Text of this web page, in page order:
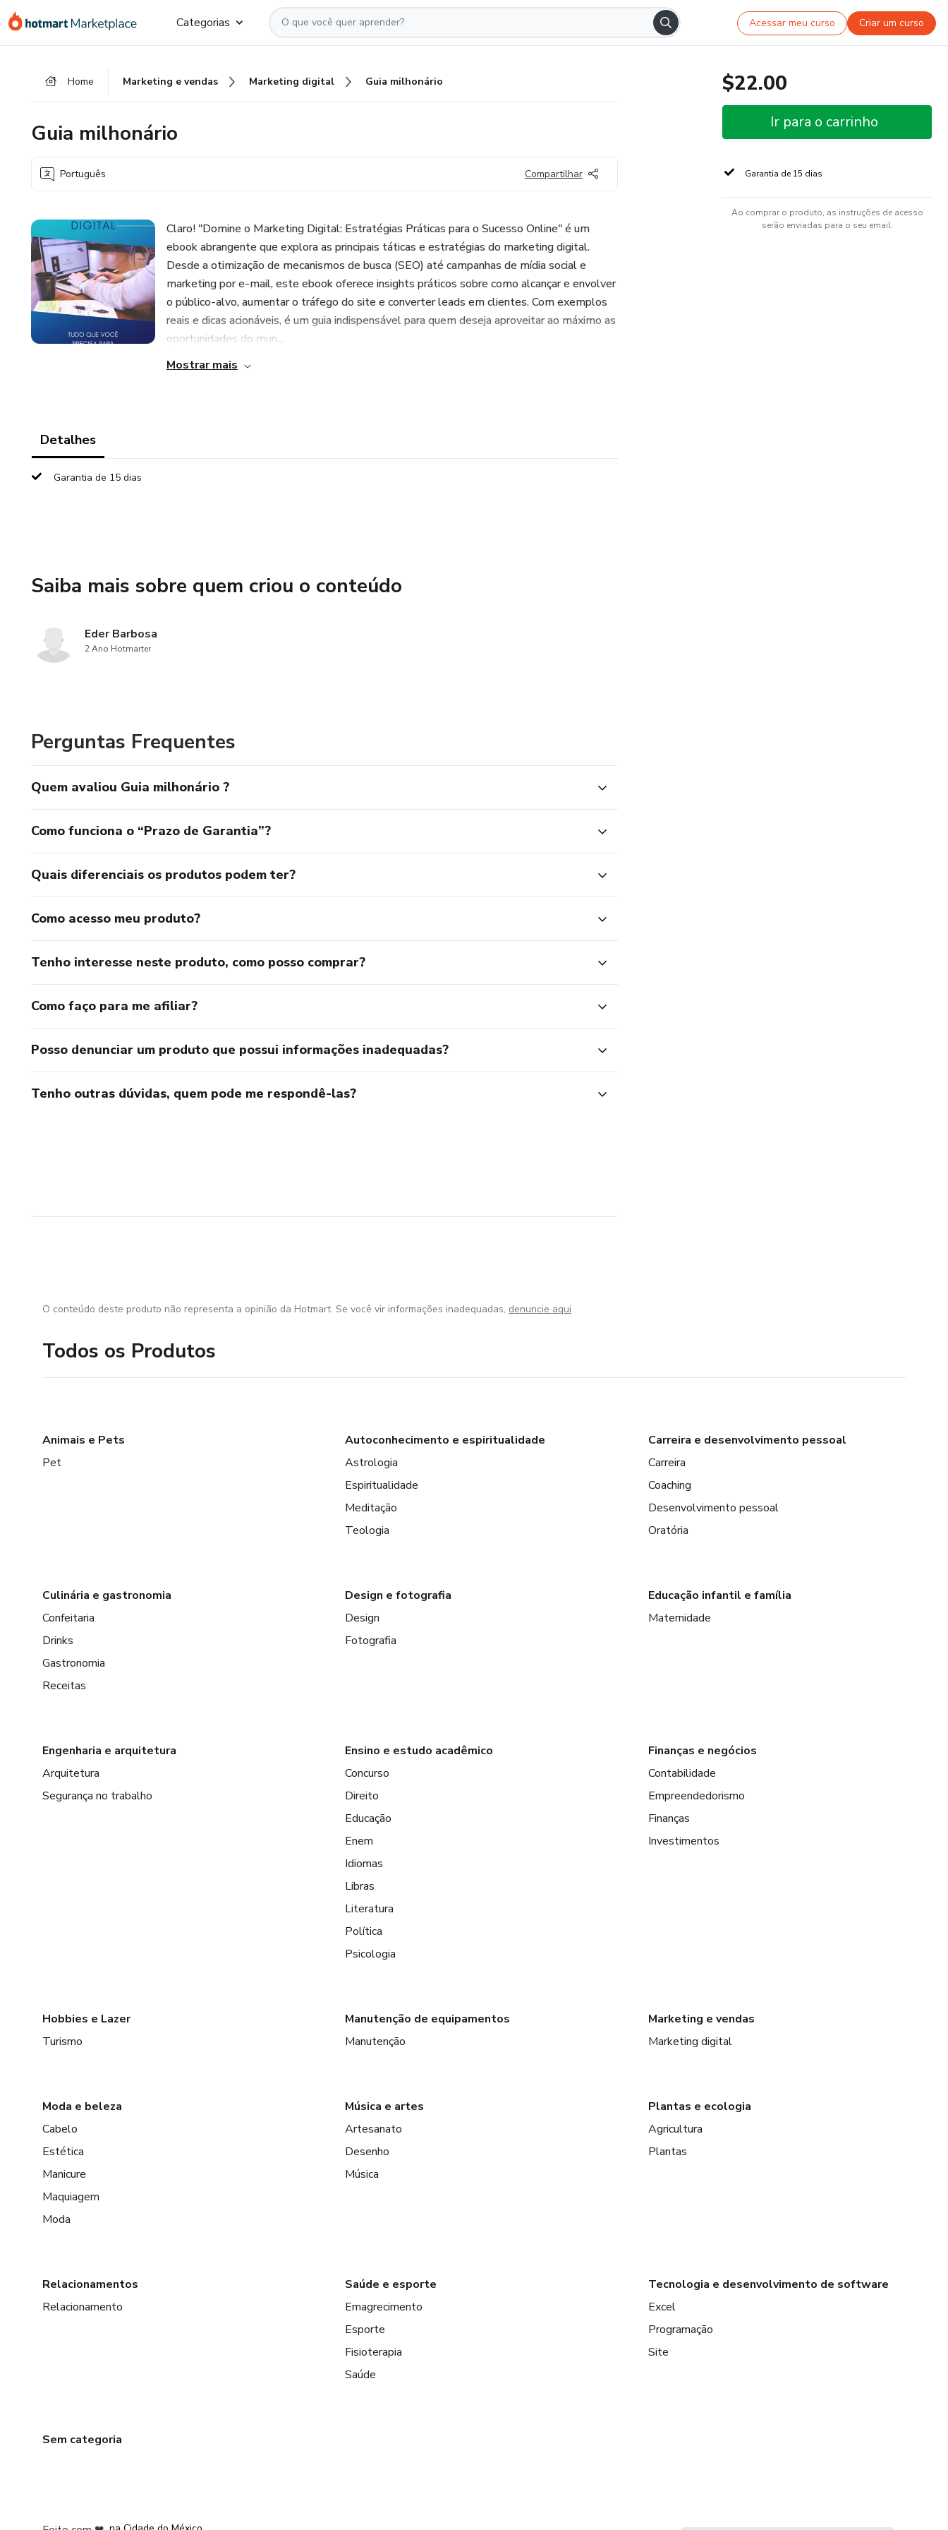
para
para
para
Categorias Acessar meu curso Criar um curso
Home Marketing e vendas Marketing digital Guia milhonário
Guia milhonário
Português Compartilhar
Claro! "Domine o Marketing Digital: Estratégias Práticas para o Sucesso Online" é um
ebook abrangente que explora as principais táticas e estratégias do marketing digital.
Desde a otimização de mecanismos de busca (SEO) até campanhas de mídia social e
marketing por e-mail, este ebook oferece insights práticos sobre como alcançar e envolver
o público-alvo, aumentar o tráfego do site e converter leads em clientes. Com exemplos
reais e dicas acionáveis, é um guia indispensável para quem deseja aproveitar ao máximo as
oportunidades do mun...
Mostrar mais
Detalhes
Garantia de 15 dias
Saiba mais sobre quem criou o conteúdo
Eder Barbosa
2 Ano Hotmarter
Perguntas Frequentes
Quem avaliou Guia milhonário ?
Como funciona o “Prazo de Garantia”?
Quais diferenciais os produtos podem ter?
Como acesso meu produto?
Tenho interesse neste produto, como posso comprar?
Como faço para me afiliar?
Posso denunciar um produto que possui informações inadequadas?
Tenho outras dúvidas, quem pode me respondê-las?
$22.00
Ir para o carrinho
Garantia de 15 dias
Ao comprar o produto, as instruções de acesso
serão enviadas para o seu email.
O conteúdo deste produto não representa a opinião da Hotmart. Se você vir informações inadequadas, denuncie aqui
Todos os Produtos
Animais e Pets
Pet
Autoconhecimento e espiritualidade
Astrologia
Espiritualidade
Meditação
Teologia
Carreira e desenvolvimento pessoal
Carreira
Coaching
Desenvolvimento pessoal
Oratória
Culinária e gastronomia
Confeitaria
Drinks
Gastronomia
Receitas
Design e fotografia
Design
Fotografia
Educação infantil e família
Maternidade
Engenharia e arquitetura
Arquitetura
Segurança no trabalho
Ensino e estudo acadêmico
Concurso
Direito
Educação
Enem
Idiomas
Libras
Literatura
Política
Psicologia
Finanças e negócios
Contabilidade
Empreendedorismo
Finanças
Investimentos
Hobbies e Lazer
Turismo
Manutenção de equipamentos
Manutenção
Marketing e vendas
Marketing digital
Moda e beleza
Cabelo
Estética
Manicure
Maquiagem
Moda
Música e artes
Artesanato
Desenho
Música
Plantas e ecologia
Agricultura
Plantas
Relacionamentos
Relacionamento
Saúde e esporte
Emagrecimento
Esporte
Fisioterapia
Saúde
Tecnologia e desenvolvimento de software
Excel
Programação
Site
Sem categoria
na Cidade do México